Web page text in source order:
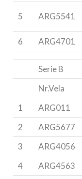
5 ARG5541
6 ARG4701
Serie B
Nr.Vela
1
ARG011
2
ARG5677
3
ARG4056
4
ARG4563